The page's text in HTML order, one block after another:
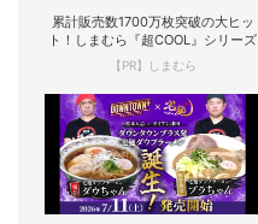
累計販売数1700万枚突破の大ヒッ
ト！しまむら『超COOL』シリーズ
【PR】しまむら